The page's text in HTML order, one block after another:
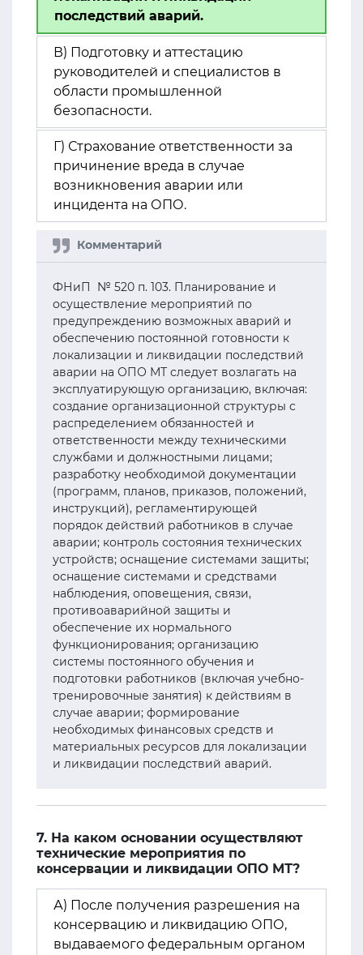
последствий аварий.
В) Подготовку и аттестацию
руководителей и специалистов в
области промышленной
безопасности.
Г) Страхование ответственности за
причинение вреда в случае
возникновения аварии или
инцидента на ОПО.
ФНиП № 520 п. 103. Планирование и
осуществление мероприятий по
предупреждению возможных аварий и
обеспечению постоянной готовности к
локализации и ликвидации последствий
аварии на ОПО МТ следует возлагать на
эксплуатирующую организацию, включая:
создание организационной структуры с
распределением обязанностей и
ответственности между техническими
службами и должностными лицами;
разработку необходимой документации
(программ, планов, приказов, положений,
инструкций), регламентирующей
порядок действий работников в случае
аварии; контроль состояния технических
устройств; оснащение системами защиты;
оснащение системами и средствами
наблюдения, оповещения, связи,
противоаварийной защиты и
обеспечение их нормального
функционирования; организацию
системы постоянного обучения и
подготовки работников (включая учебно-
тренировочные занятия) к действиям в
случае аварии; формирование
необходимых финансовых средств и
материальных ресурсов для локализации
и ликвидации последствий аварий.
7. На каком основании осуществляют
технические мероприятия по
консервации и ликвидации ОПО МТ?
А) После получения разрешения на
консервацию и ликвидацию ОПО,
выдаваемого федеральным органом